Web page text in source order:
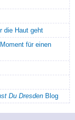
die Haut geht
für einen
Du DresdenBlog